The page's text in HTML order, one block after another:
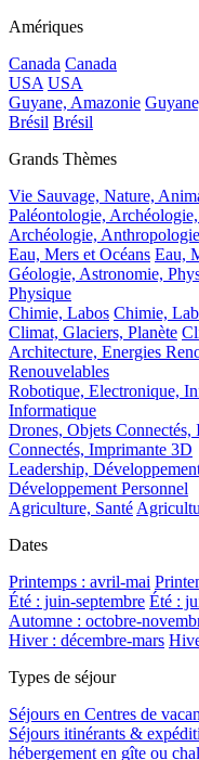
Amériques
Canada Canada
USA USA
Guyane, Amazonie
Brésil Brésil
Grands Thèmes
Vie Sauvage, Nature,
Paléontologie,
Archéologie, Anthropologie
Eau, Mers et Océans Eau,
Géologie, Astronomie,
Physique
Chimie, Labos Chimie,
Climat, Glaciers, Planète
Architecture, Energies
Renouvelables
Robotique, Electronique,
Informatique
Drones, Objets Connectés,
Connectés, Imprimante 3D
Leadership,
Développement Personnel
Agriculture, Santé
Dates
Printemps : avril-mai
Été : juin-septembre Été :
Automne : octobre-
Hiver : décembre-mars
Types de séjour
Séjours en Centres de
Séjours itinérants &
hébergement en gîte ou